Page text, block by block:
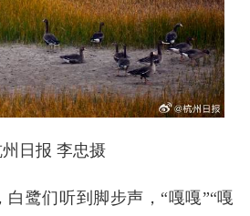
日报 李忠摄
白鹭们听到脚步声，“嘎嘎”“嘎